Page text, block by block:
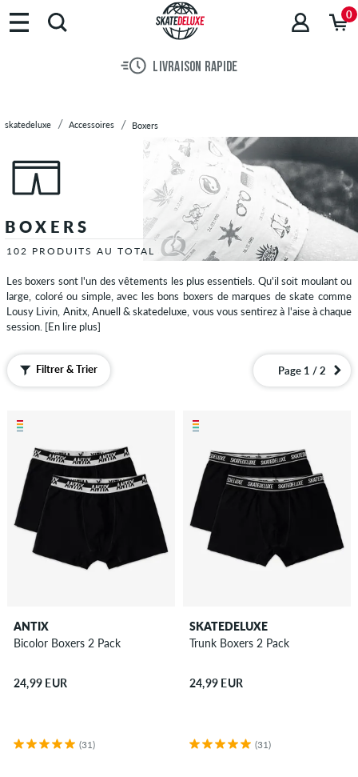
Marques
Skateboards
Bonnets
cous
Casquettes
Chapeaux
Ceintures
Chèques
cadeau
Gants
&
Echarpes
Lacets
soleil
Magazines
Livres
Portefeuilles
Sacs
Sandales
Semelles
plus
pour
0
LIVRAISON RAPIDE
skatedeluxe Accessoires Boxers
BOXERS
102 PRODUITS AU TOTAL
Les boxers sont l'un des vêtements les plus essentiels. Qu'il soit moulant ou
large, coloré ou simple, avec les bons boxers de marques de skate comme
Lousy Livin, Anitx, Anuell & skatedeluxe, vous vous sentirez à l'aise à chaque
session. [En lire plus]
Filtrer & Trier Page 1 / 2
ANTIX
Bicolor Boxers 2 Pack
24,99 EUR
(31)
SKATEDELUXE
Trunk Boxers 2 Pack
24,99 EUR
(31)